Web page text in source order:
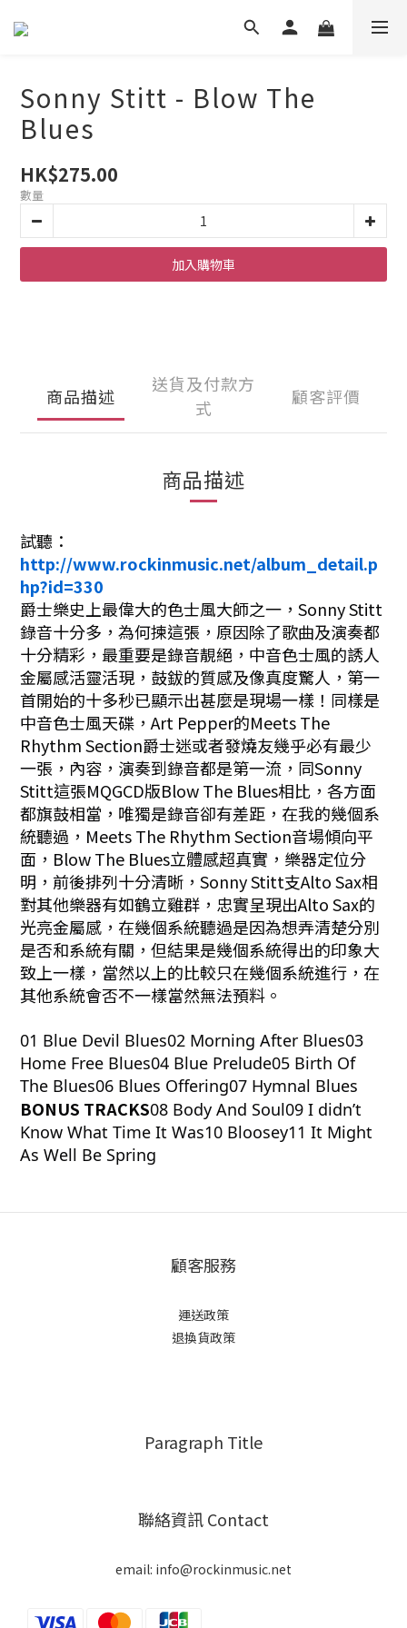
Sonny Stitt - Blow The
Blues
HK$275.00
數量
加入購物車
商品描述
送貨及付款方
式
顧客評價
商品描述
試聽：
http://www.rockinmusic.net/album_detail.p
hp?id=330
爵士樂史上最偉大的色士風大師之一，Sonny Stitt
錄音十分多，為何揀這張，原因除了歌曲及演奏都
十分精彩，最重要是錄音靚絕，中音色士風的誘人
金屬感活靈活現，鼓鈸的質感及像真度驚人，第一
首開始的十多秒已顯示出甚麼是現場一樣！同樣是
中音色士風天碟，Art Pepper的Meets The
Rhythm Section爵士迷或者發燒友幾乎必有最少
一張，內容，演奏到錄音都是第一流，同Sonny
Stitt這張MQGCD版Blow The Blues相比，各方面
都旗鼓相當，唯獨是錄音卻有差距，在我的幾個系
統聽過，Meets The RhythmSection音場傾向平
面，Blow The Blues立體感超真實，樂器定位分
明，前後排列十分清晰，Sonny Stitt支Alto Sax相
對其他樂器有如鶴立雞群，忠實呈現出Alto Sax的
光亮金屬感，在幾個系統聽過是因為想弄清楚分別
是否和系統有關，但結果是幾個系統得出的印象大
致上一樣，當然以上的比較只在幾個系統進行，在
其他系統會否不一樣當然無法預料。
01 Blue Devil Blues02 Morning After Blues03
Home Free Blues04 Blue Prelude05 Birth Of
The Blues06 Blues Offering07 Hymnal Blues
BONUS TRACKS08 Body And Soul09 I didn’t
Know What Time It Was10 Bloosey11 It Might
As Well Be Spring
顧客服務
運送政策
退換貨政策
Paragraph Title
聯絡資訊 Contact
email: info@rockinmusic.net